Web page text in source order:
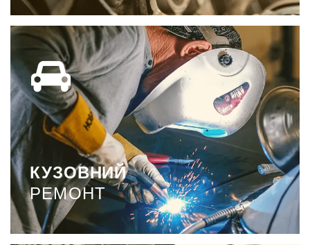
КУЗОВНИЙ
РЕМОНТ
КУЗОВНИЙ
РЕМОНТ
Кузовні роботи можуть бути різними, але
призначення у них одне - всі вони покликані
повернути кузову цілісність і презентабельний
вигляд.
ДЕТАЛЬНІШЕ